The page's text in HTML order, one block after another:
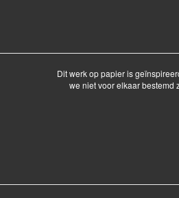
Dit werk op papier is
we niet voor elkaar bestemd